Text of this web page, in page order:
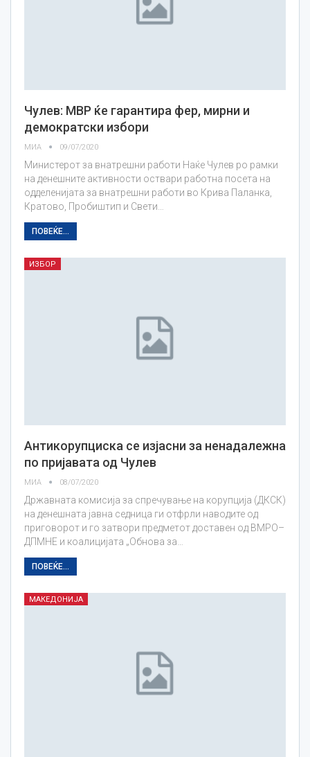
Чулев: МВР ќе гарантира фер, мирни и
демократски избори
МИА 09/07/2020
Министерот за внатрешни работи Наќе Чулев ро рамки
на денешните активности оствари работна посета на
одделенијата за внатрешни работи во Крива Паланка,
Кратово, Пробиштип и Свети…
ПОВЕЌЕ...
ИЗБОР
Антикорупциска се изјасни за ненадалежна
по пријавата од Чулев
МИА 08/07/2020
Државната комисија за спречување на корупција (ДКСК)
на денешната јавна седница ги отфрли наводите од
приговорот и го затвори предметот доставен од ВМРО–
ДПМНЕ и коалицијата „Обнова за…
ПОВЕЌЕ...
МАКЕДОНИЈА